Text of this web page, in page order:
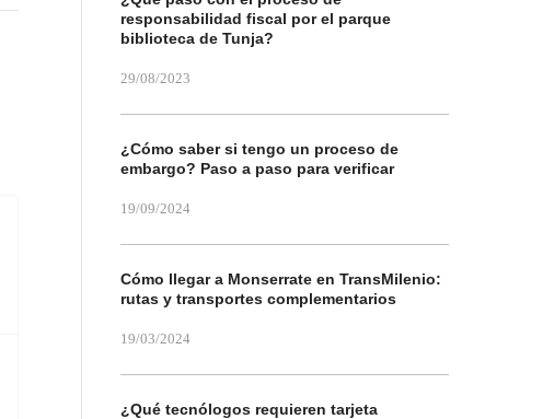
responsabilidad fiscal por el parque
biblioteca de Tunja?
29/08/2023
¿Cómo saber si tengo un proceso de
embargo? Paso a paso para verificar
19/09/2024
Cómo llegar a Monserrate en TransMilenio:
rutas y transportes complementarios
19/03/2024
¿Qué tecnólogos requieren tarjeta